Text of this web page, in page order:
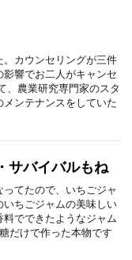
カウンセリングが三件
響でお二人がキャンセ
、農業研究専門家のスタ
ンテナンスをしていた
サバイバルもね
てたので、いちごジャ
ちごジャムの美味しい
でできたようなジャム
だけで作った本物です